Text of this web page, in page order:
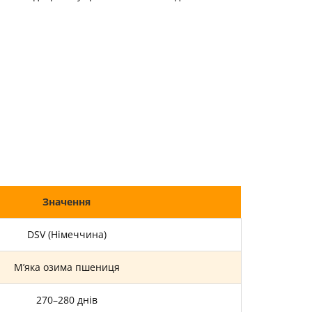
Значення
DSV (Німеччина)
М’яка озима пшениця
270–280 днів